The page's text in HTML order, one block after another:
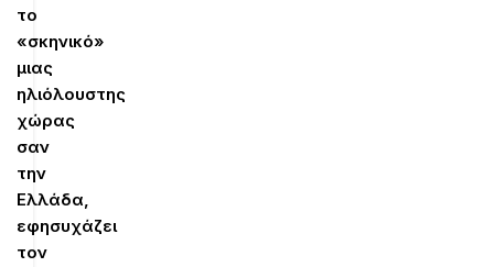
το
«σκηνικό»
μιας
ηλιόλουστης
χώρας
σαν
την
Ελλάδα,
εφησυχάζει
τον